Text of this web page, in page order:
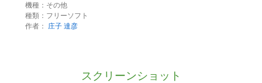
機種：その他
種類：フリーソフト
作者：
庄子 達彦
スクリーンショット